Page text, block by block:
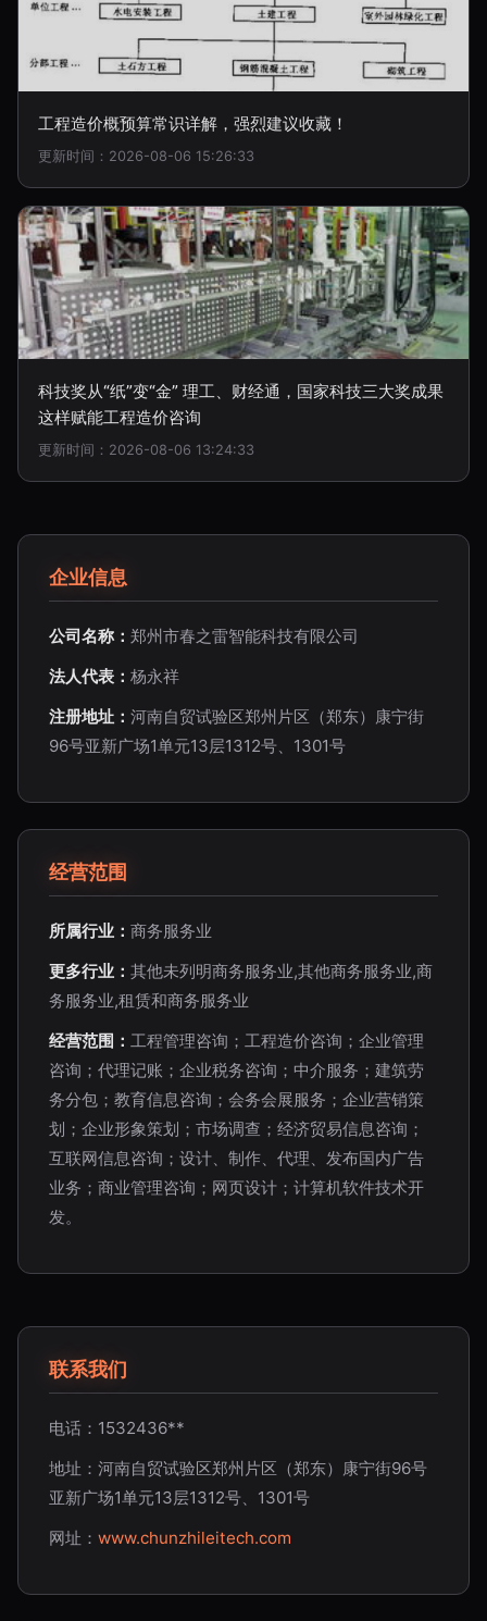
工程造价概预算常识详解，强烈建议收藏！
更新时间：2026-08-06 15:26:33
科技奖从“纸”变“金” 理工、财经通，国家科技三大奖成果
这样赋能工程造价咨询
更新时间：2026-08-06 13:24:33
企业信息
公司名称： 郑州市春之雷智能科技有限公司
法人代表： 杨永祥
注册地址： 河南自贸试验区郑州片区（郑东）康宁街
96号亚新广场1单元13层1312号、1301号
经营范围
所属行业： 商务服务业
更多行业： 其他未列明商务服务业,其他商务服务业,商
务服务业,租赁和商务服务业
经营范围： 工程管理咨询；工程造价咨询；企业管理
咨询；代理记账；企业税务咨询；中介服务；建筑劳
务分包；教育信息咨询；会务会展服务；企业营销策
划；企业形象策划；市场调查；经济贸易信息咨询；
互联网信息咨询；设计、制作、代理、发布国内广告
业务；商业管理咨询；网页设计；计算机软件技术开
发。
联系我们
电话：1532436**
地址：河南自贸试验区郑州片区（郑东）康宁街96号
亚新广场1单元13层1312号、1301号
网址： www.chunzhileitech.com